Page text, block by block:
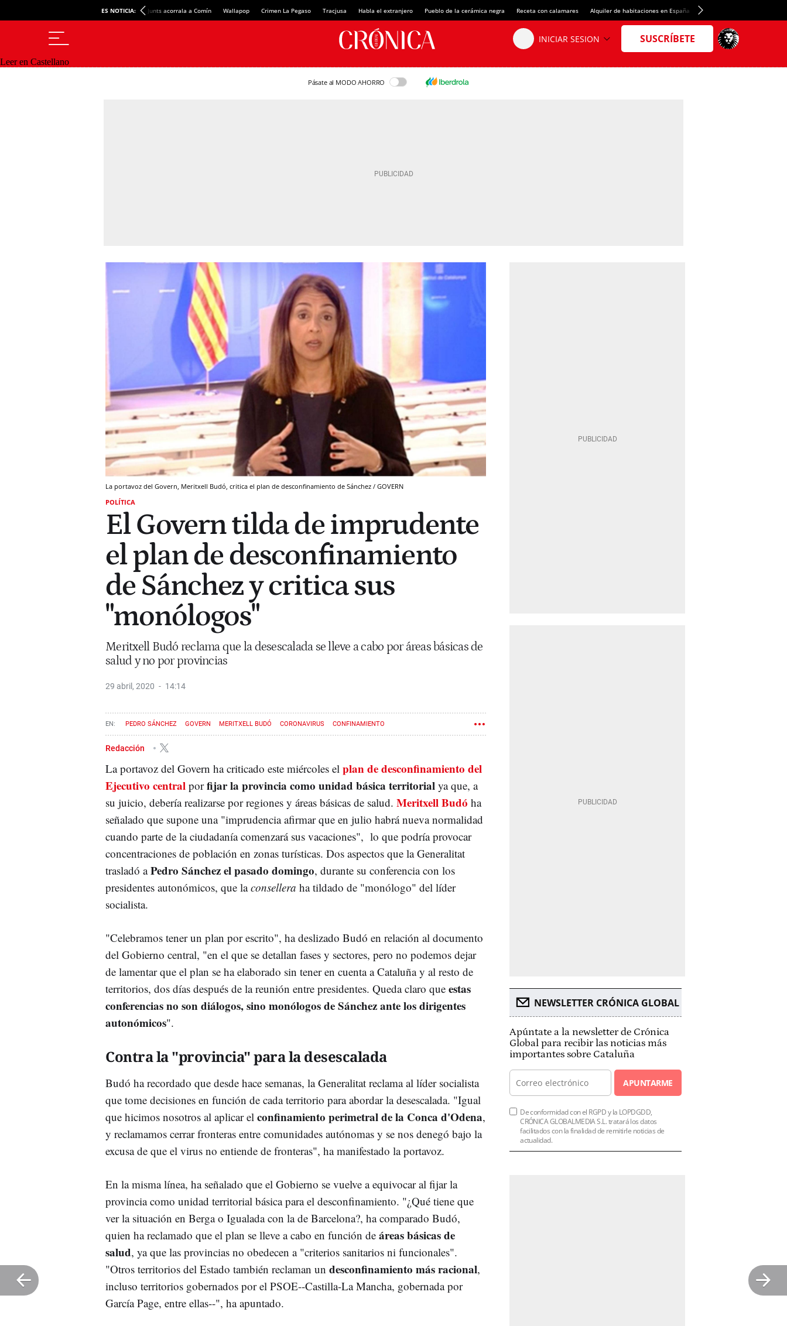
ES NOTICIA: Junts acorrala a Comín Wallapop Crimen La Pegaso Tracjusa Habla el extranjero Pueblo de la cerámica negra Receta con calamares Alquiler de habitaciones en España Crédito del Spotify Camp Nou
Leer en Castellano
Pásate al MODO AHORRO
La portavoz del Govern, Meritxell Budó, critica el plan de desconfinamiento de Sánchez / GOVERN
POLÍTICA
El Govern tilda de imprudente
el plan de desconfinamiento
de Sánchez y critica sus
"monólogos"
Meritxell Budó reclama que la desescalada se lleve a cabo por áreas básicas de
salud y no por provincias
29 abril, 2020 14:14
PEDRO SÁNCHEZ GOVERN MERITXELL BUDÓ CORONAVIRUS CONFINAMIENTO
Redacción
La portavoz del Govern ha criticado este miércoles el plan de desconfinamiento del
Ejecutivo central porfijar la provincia como unidad básica territorial ya que, a
su juicio, debería realizarse por regiones y áreas básicas de salud. Meritxell Budó ha
señalado que supone una "imprudencia afirmar que en julio habrá nueva normalidad
cuando parte de la ciudadanía comenzará sus vacaciones", lo que podría provocar
concentraciones de población en zonas turísticas. Dos aspectos que la Generalitat
trasladó aPedro Sánchez el pasado domingo, durante su conferencia con los
presidentes autonómicos, que laconsellera ha tildado de "monólogo" del líder
socialista.
"Celebramos tener un plan por escrito", ha deslizado Budó en relación al documento
del Gobierno central, "en el que se detallan fases y sectores, pero no podemos dejar
de lamentar que el plan se ha elaborado sin tener en cuenta a Cataluña y al resto de
territorios, dos días después de la reunión entre presidentes. Queda claro que estas
conferencias no son diálogos, sino monólogos de Sánchez ante los dirigentes
autonómicos".
Contra la "provincia" para la desescalada
Budó ha recordado que desde hace semanas, la Generalitat reclama al líder socialista
que tome decisiones en función de cada territorio para abordar la desescalada. "Igual
que hicimos nosotros al aplicar el confinamiento perimetral de la Conca d'Odena,
y reclamamos cerrar fronteras entre comunidades autónomas y se nos denegó bajo la
excusa de que el virus no entiende de fronteras", ha manifestado la portavoz.
En la misma línea, ha señalado que el Gobierno se vuelve a equivocar al fijar la
provincia como unidad territorial básica para el desconfinamiento. "¿Qué tiene que
ver la situación en Berga o Igualada con la de Barcelona?, ha comparado Budó,
quien ha reclamado que el plan se lleve a cabo en función de áreas básicas de
salud, ya que las provincias no obedecen a "criterios sanitarios ni funcionales".
"Otros territorios del Estado también reclaman un desconfinamiento más racional,
incluso territorios gobernados por el PSOE--Castilla-La Mancha, gobernada por
García Page, entre ellas--", ha apuntado.
NEWSLETTER CRÓNICA GLOBAL
Apúntate a la newsletter de Crónica
Global para recibir las noticias más
importantes sobre Cataluña
APUNTARME
De conformidad con el RGPD y la LOPDGDD,
CRÓNICA GLOBALMEDIA S.L. tratará los datos
facilitados con la finalidad de remitirle noticias de
actualidad.